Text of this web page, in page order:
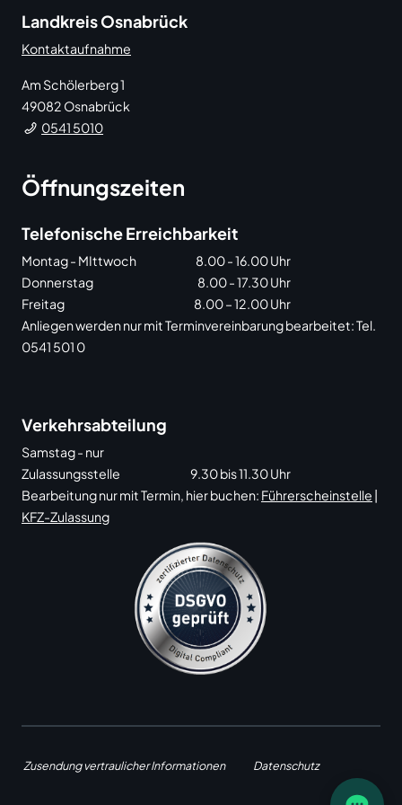
Landkreis Osnabrück
Kontaktaufnahme
Am Schölerberg 1
49082 Osnabrück
0541 5010
Öffnungszeiten
Telefonische Erreichbarkeit
Montag - MIttwoch
8.00 - 16.00 Uhr
Donnerstag
8.00 - 17.30 Uhr
Freitag
8.00 – 12.00 Uhr
Anliegen werden nur mit Terminvereinbarung bearbeitet: Tel.
0541 501 0
Verkehrsabteilung
Samstag - nur
Zulassungsstelle
9.30 bis 11.30 Uhr
Bearbeitung nur mit Termin, hier buchen: Führerscheinstelle |
KFZ-Zulassung
Zusendung vertraulicher Informationen Datenschutz